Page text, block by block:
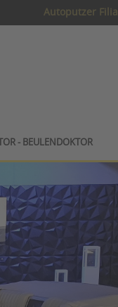
Autoputzer
- BEULENDOKTOR